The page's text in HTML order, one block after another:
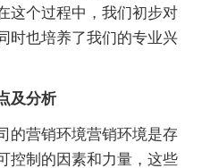
这个过程中，我们初步对
时也培养了我们的专业兴
及分析
的营销环境营销环境是存
控制的因素和力量，这些